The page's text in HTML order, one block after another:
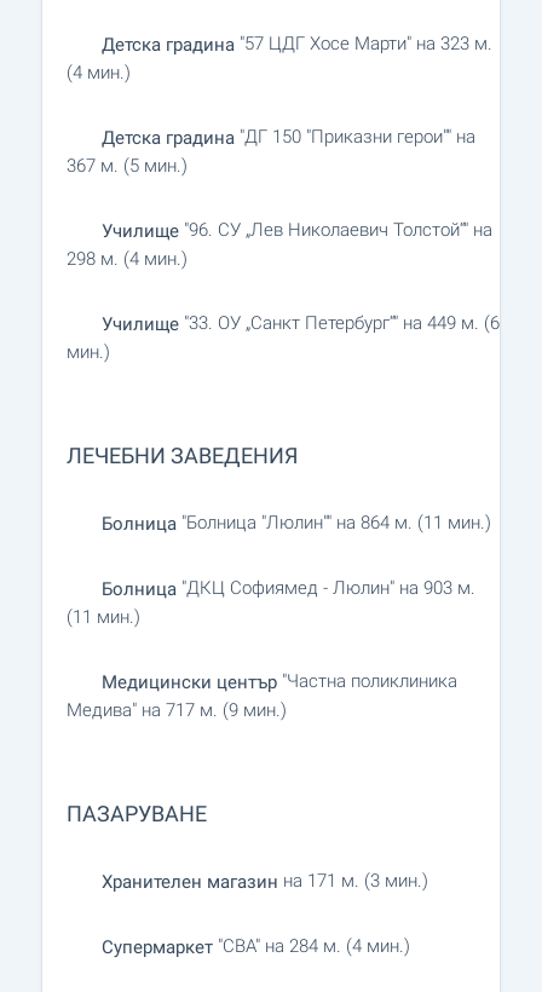
Детска градина "57 ЦДГ Хосе Марти" на 323 м.
(4 мин.)
Детска градина "ДГ 150 "Приказни герои"" на
367 м. (5 мин.)
Училище "96. СУ „Лев Николаевич Толстой“" на
298 м. (4 мин.)
Училище "33. ОУ „Санкт Петербург“" на 449 м. (6
мин.)
ЛЕЧЕБНИ ЗАВЕДЕНИЯ
Болница "Болница "Люлин"" на 864 м. (11 мин.)
Болница "ДКЦ Софиямед - Люлин" на 903 м.
(11 мин.)
Медицински център "Частна поликлиника
Медива" на 717 м. (9 мин.)
ПАЗАРУВАНЕ
Хранителен магазин на 171 м. (3 мин.)
Супермаркет "CBA" на 284 м. (4 мин.)